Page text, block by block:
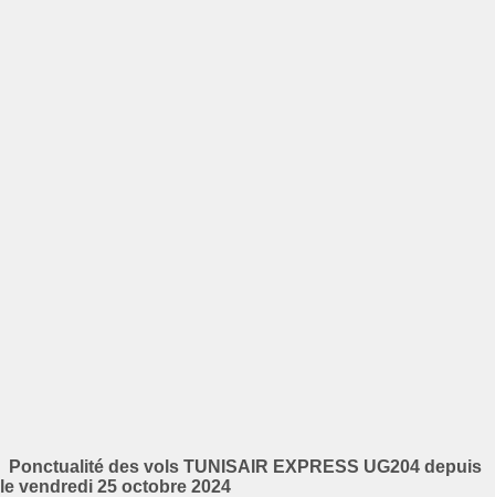
Ponctualité des vols TUNISAIR EXPRESS UG204 depuis
le vendredi 25 octobre 2024